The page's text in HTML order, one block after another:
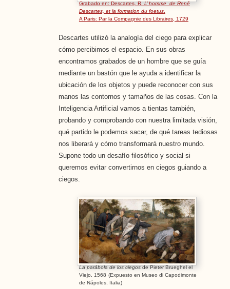
Grabado en: Descartes, R.L’ homme de René
Descartes, et la formation du foetus.
A Paris: Par la Compagnie des Libraires, 1729
Descartes utilizó la analogía del ciego para explicar
cómo percibimos el espacio. En sus obras
encontramos grabados de un hombre que se guía
mediante un bastón que le ayuda a identificar la
ubicación de los objetos y puede reconocer con sus
manos las contornos y tamaños de las cosas. Con la
Inteligencia Artificial vamos a tientas también,
probando y comprobando con nuestra limitada visión,
qué partido le podemos sacar, de qué tareas tediosas
nos liberará y cómo transformará nuestro mundo.
Supone todo un desafío filosófico y social si
queremos evitar convertirnos en ciegos guiando a
ciegos.
La parábola de los ciegosde Pieter Brueghel el
Viejo, 1568 (Expuesto en Museo di Capodimonte
de Nápoles, Italia)